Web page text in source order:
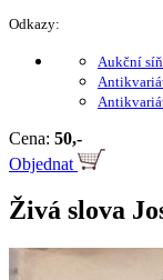
Odkazy:
Aukční
Cena: 50,-
Objednat
Živá slova